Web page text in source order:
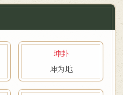
坤卦
坤为地